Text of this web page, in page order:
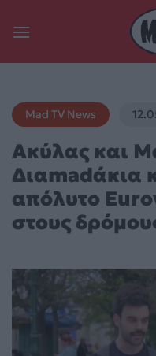
Mad TV News
Ακύλας και
Διαmadάκια
απόλυτο
στους